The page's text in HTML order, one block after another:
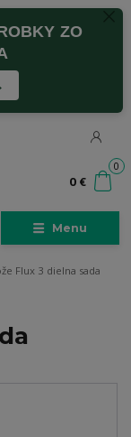
ZO
Menu
0
0 €
Flux 3 dielna sada